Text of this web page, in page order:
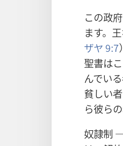
この政
ます。
ザヤ 9:7
聖書は
んでい
貧しい
ら彼ら
奴隷制